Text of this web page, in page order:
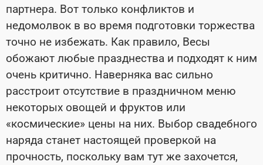
партнера. Вот только конфликтов и
недомолвок в во время подготовки торжества
точно не избежать. Как правило, Весы
обожают любые празднества и подходят к ним
очень критично. Наверняка вас сильно
расстроит отсутствие в праздничном меню
некоторых овощей и фруктов или
«космические» цены на них. Выбор свадебного
наряда станет настоящей проверкой на
прочность, поскольку вам тут же захочется,